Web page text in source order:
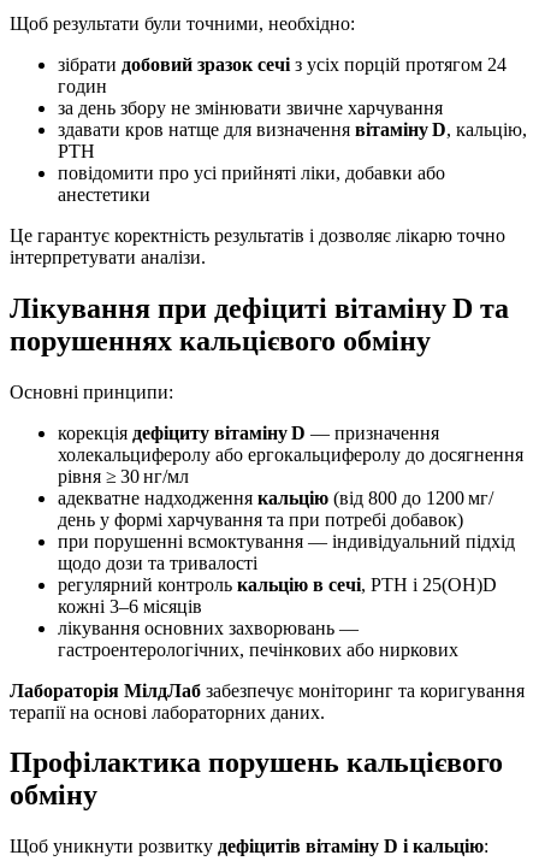
Щоб результати були точними, необхідно:
зібрати добовий зразок сечі з усіх порцій протягом 24
годин
за день збору не змінювати звичне харчування
здавати кров натще для визначення вітаміну D, кальцію,
PTH
повідомити про усі прийняті ліки, добавки або
анестетики
Це гарантує коректність результатів і дозволяє лікарю точно
інтерпретувати аналізи.
Лікування при дефіциті вітаміну D та
порушеннях кальцієвого обміну
Основні принципи:
корекція дефіциту вітаміну D — призначення
холекальциферолу або ергокальциферолу до досягнення
рівня ≥ 30 нг/мл
адекватне надходження кальцію (від 800 до 1200 мг/
день у формі харчування та при потребі добавок)
при порушенні всмоктування — індивідуальний підхід
щодо дози та тривалості
регулярний контроль кальцію в сечі, PTH і 25(OH)D
кожні 3–6 місяців
лікування основних захворювань —
гастроентерологічних, печінкових або ниркових
Лабораторія МілдЛаб забезпечує моніторинг та коригування
терапії на основі лабораторних даних.
Профілактика порушень кальцієвого
обміну
Щоб уникнути розвитку дефіцитів вітаміну D і кальцію: